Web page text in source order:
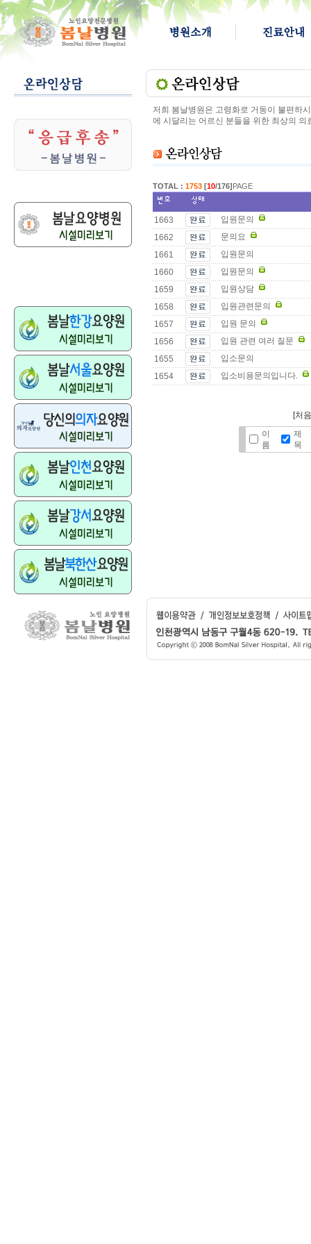
저희 봄날병원은 고령화로 거동이 불편하
에 시달리는 어르신 분들을 위한 최상의
TOTAL : 1753 [10/176]PAGE
1663
입원문의
1662
문의요
1661
입원문의
1660
입원문의
1659
입원상담
1658
입원관련문의
1657
입원 문의
1656
입원 관련 여러 질문
1655
입소문의
1654
입소비용문의입니다.
[처
이
름
제
목